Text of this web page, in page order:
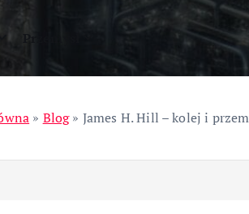
Przemysł
» Blog» James H. Hill – kolej i